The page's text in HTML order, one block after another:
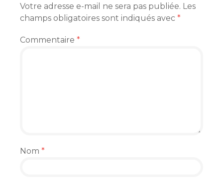
Votre adresse e-mail ne sera pas publiée. Les
champs obligatoires sont indiqués avec *
Commentaire *
Nom *